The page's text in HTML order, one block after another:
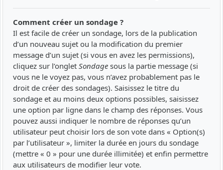
Comment créer un sondage ?
Il est facile de créer un sondage, lors de la publication
d’un nouveau sujet ou la modification du premier
message d’un sujet (si vous en avez les permissions),
cliquez sur l’onglet Sondage sous la partie message (si
vous ne le voyez pas, vous n’avez probablement pas le
droit de créer des sondages). Saisissez le titre du
sondage et au moins deux options possibles, saisissez
une option par ligne dans le champ des réponses. Vous
pouvez aussi indiquer le nombre de réponses qu’un
utilisateur peut choisir lors de son vote dans « Option(s)
par l’utilisateur », limiter la durée en jours du sondage
(mettre « 0 » pour une durée illimitée) et enfin permettre
aux utilisateurs de modifier leur vote.